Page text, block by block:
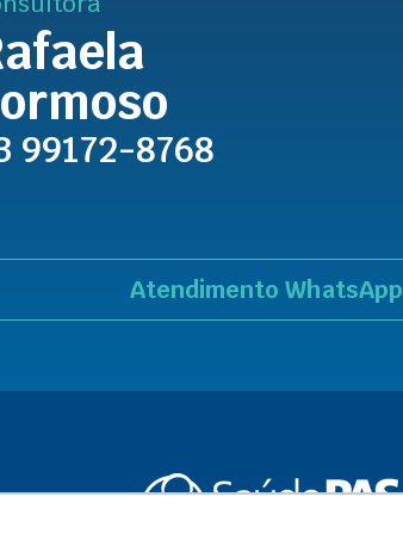
99172-8768
Atendimento WhatsApp